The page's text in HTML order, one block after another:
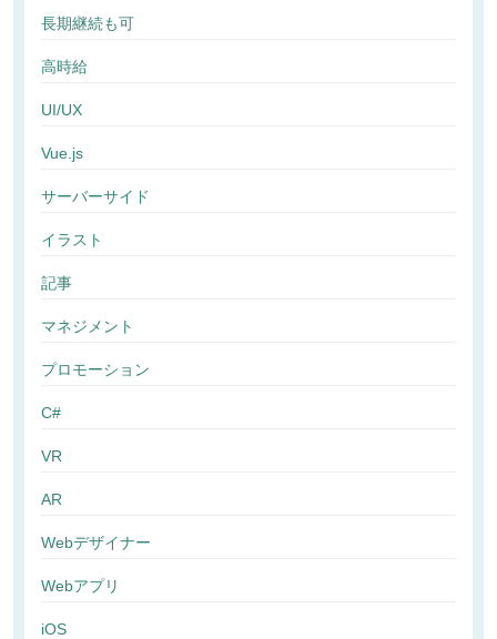
長期継続も可
高時給
UI/UX
Vue.js
サーバーサイド
イラスト
記事
マネジメント
プロモーション
C#
VR
AR
Webデザイナー
Webアプリ
iOS